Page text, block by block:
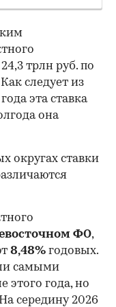
трлн руб. по
следует из
эта ставка
она
округах ставки
ФО,
8,48% годовых.
самыми
этого года, но
середину 2026